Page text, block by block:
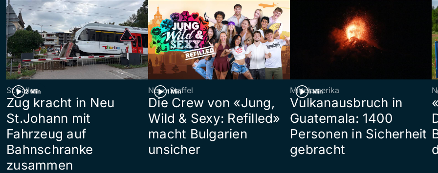
2 Min
St.Gallen
Zug kracht in Neu
St.Johann mit
Fahrzeug auf
Bahnschranke
zusammen
1 Min
Neue Staffel
Die Crew von «Jung,
Wild & Sexy: Refilled»
macht Bulgarien
unsicher
1 Min
Mittelamerika
Vulkanausbruch in
Guatemala: 1400
Personen in Sicherheit
gebracht